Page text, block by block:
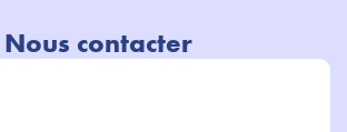
Nous contacter